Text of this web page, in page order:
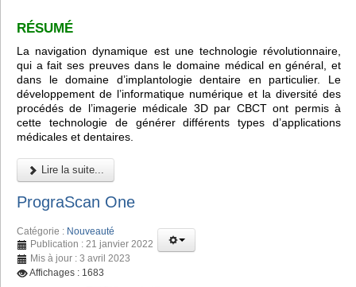
RÉSUMÉ
La navigation dynamique est une technologie révolutionnaire,
qui a fait ses preuves dans le domaine médical en général, et
dans le domaine d’implantologie dentaire en particulier. Le
développement de l’informatique numérique et la diversité des
procédés de l’imagerie médicale 3D par CBCT ont permis à
cette technologie de générer différents types d’applications
médicales et dentaires.
Lire la suite...
PrograScan One
Catégorie : Nouveauté
Publication : 21 janvier 2022
Mis à jour : 3 avril 2023
Affichages : 1683